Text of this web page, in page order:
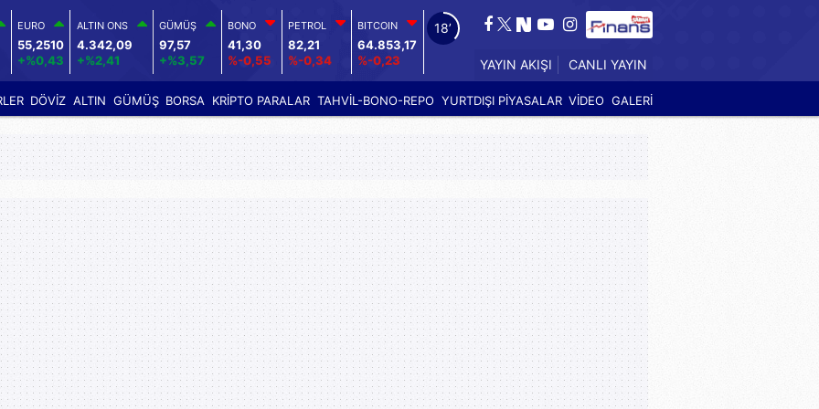
EURO
55,2510
+%0,43
ALTIN ONS
4.342,09
+%2,41
GÜMÜŞ
97,57
+%3,57
BONO
41,30
%-0,55
PETROL
82,21
%-0,34
BITCOIN
64.853,17
%-0,23
17’
YAYIN AKIŞI CANLI YAYIN
DÖVİZ ALTIN GÜMÜŞ BORSA KRİPTO PARALAR TAHVİL-BONO-REPO YURTDIŞI PİYASALAR VİDEO GALERİ